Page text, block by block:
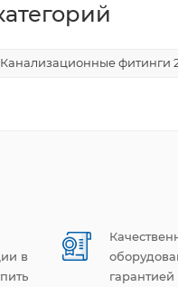
Канализационные фитинги
в